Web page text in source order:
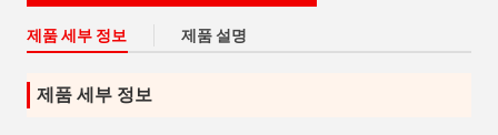
제품 세부 정보 제품 설명
제품 세부 정보